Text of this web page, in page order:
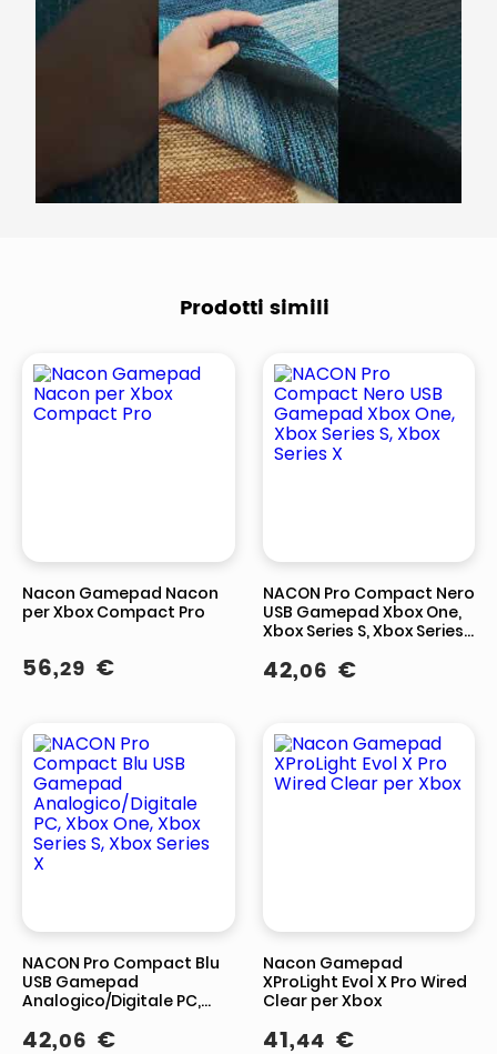
Prodotti simili
Nacon Gamepad Nacon
per Xbox Compact Pro
56,29 €
NACON Pro Compact Nero
USB Gamepad Xbox One,
Xbox Series S, Xbox Series
42,06 €
NACON Pro Compact Blu
USB Gamepad
Analogico/Digitale PC,
Xbox Series X
42,06 €
Nacon Gamepad
XProLight Evol X Pro Wired
Clear per Xbox
41,44 €